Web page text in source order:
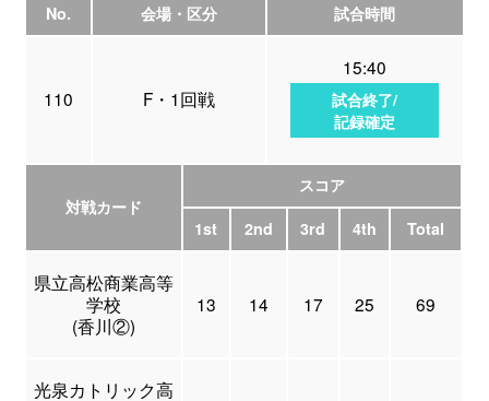
No. 会場・区分 試合時間
110 F・1回戦
15:40
試合終了/
記録確定
対戦カード
スコア
1st
2nd 3rd 4th Total
県立高松商業高等
学校
(香川②)
13 14 17 25 69
光泉カトリック高